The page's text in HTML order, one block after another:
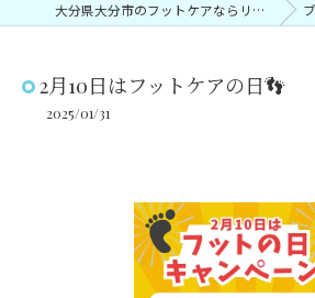
大分県大分市のフットケアならリゼラアンドコー大分店 ブログ
2月10日はフットケアの日👣
2025/01/31